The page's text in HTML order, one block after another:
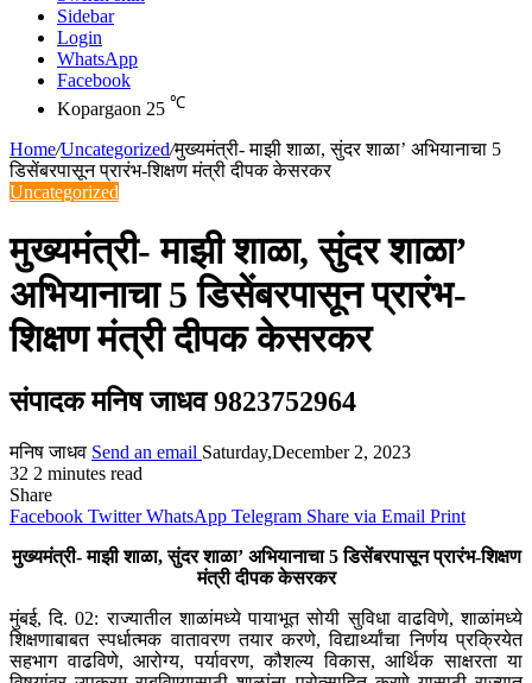
Sidebar
Login
WhatsApp
Facebook
Kopargaon 25 ℃
Home/Uncategorized/मुख्यमंत्री- माझी शाळा, सुंदर शाळा’ अभियानाचा 5
डिसेंबरपासून प्रारंभ-शिक्षण मंत्री दीपक केसरकर
Uncategorized
मुख्यमंत्री- माझी शाळा, सुंदर शाळा’
अभियानाचा 5 डिसेंबरपासून प्रारंभ-
शिक्षण मंत्री दीपक केसरकर
संपादक मनिष जाधव 9823752964
मनिष जाधव Send an email Saturday,December 2, 2023
32 2 minutes read
Share
Facebook Twitter WhatsApp Telegram Share via Email Print
मुख्यमंत्री- माझी शाळा, सुंदर शाळा’ अभियानाचा 5 डिसेंबरपासून प्रारंभ-शिक्षण
मंत्री दीपक केसरकर
मुंबई, दि. 02: राज्यातील शाळांमध्ये पायाभूत सोयी सुविधा वाढविणे, शाळांमध्ये
शिक्षणाबाबत स्पर्धात्मक वातावरण तयार करणे, विद्यार्थ्यांचा निर्णय प्रक्रियेत
सहभाग वाढविणे, आरोग्य, पर्यावरण, कौशल्य विकास, आर्थिक साक्षरता या